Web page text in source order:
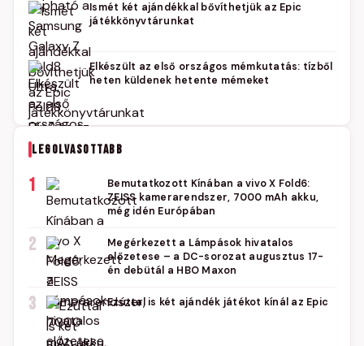
Ismét két ajándékkal bővíthetjük az Epic
játékkönyvtárunkat
Elkészült az első országos mémkutatás: tízből
heten küldenek hetente mémeket
LEGOLVASOTTABB
1
Bemutatkozott Kínában a vivo X Fold6:
ZEISS kamerarendszer, 7000 mAh akku,
még idén Európában
2
Megérkezett a Lámpások hivatalos
előzetese – a DC-sorozat augusztus 17-
én debütál a HBO Maxon
3 Ezúttal is két ajándék játékot kínál az Epic